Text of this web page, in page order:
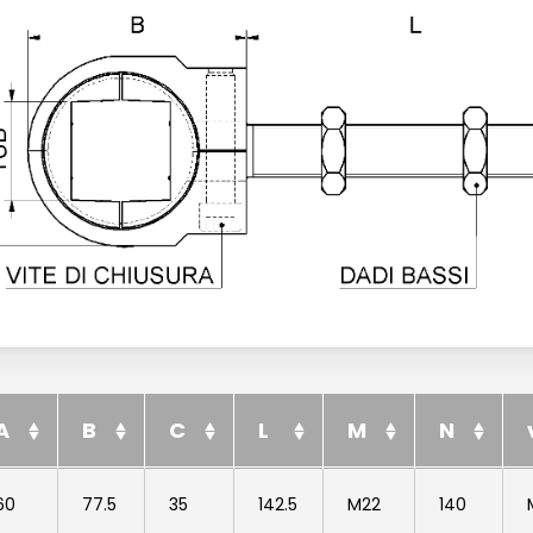
B C L M N
77.5 35 142.5 M22 140